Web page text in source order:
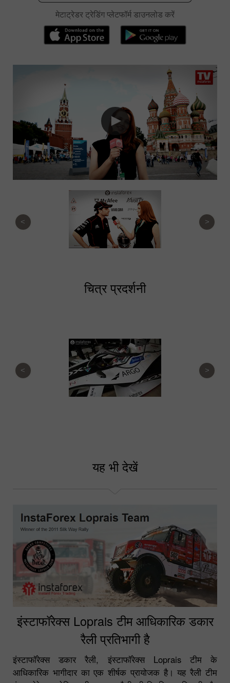
मेटाट्रेडर ट्रेडिंग प्लेटफॉर्म डाउनलोड करें
चित्र प्रदर्शनी
यह भी देखें
इंस्टाफॉरेक्स Loprais टीम आधिकारिक डकार
रैली प्रतिभागी है
इंस्टाफॉरेक्स डकार रैली, इंस्टाफॉरेक्स Loprais टीम के
आधिकारिक भागीदार का एक शीर्षक प्रायोजक है। यह रैली टीम